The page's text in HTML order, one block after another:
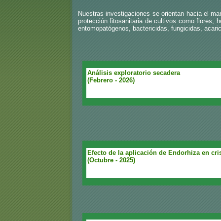
Nuestras investigaciones se orientan hacia el
protección fitosanitaria de cultivos como flores,
entomopatógenos, bactericidas, fungicidas,
Análisis exploratorio secadera
(Febrero - 2026)
Efecto de la aplicación de Endorhiza en
(Octubre - 2025)